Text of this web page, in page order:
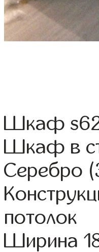
Шкаф
Шкаф в
Серебро
потолок
Ширина